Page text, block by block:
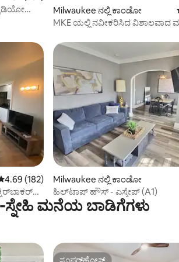
Milwaukee ನಲ್ಲಿ ಕಾಂಡೋ
MKE ಯಲ್ಲಿ ನವೀಕರಿಸಿದ ವಿಶಾಲವಾದ
ರಲ್ಲಿ 4.69 ಸರಾಸರಿ ರೇಟಿಂಗ್, 182 ವಿಮರ್ಶೆಗಳು
4.69 (182)
Milwaukee ನಲ್ಲಿ ಕಾಂಡೋ
ಹಿಲ್‌ಟಾಪ್ ಹೌಸ್ - ಎಸ್ಕೇಪ್ (A1)
ಸ್ನೇಹಿ ಮನೆಯ ಬಾಡಿಗೆಗಳು